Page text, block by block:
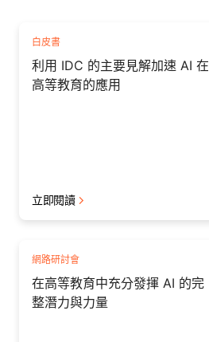
白皮書
利用 IDC 的主要見解加速 AI 在
高等教育的應用
立即閱讀
網路研討會
在高等教育中充分發揮 AI 的完
整潛力與力量